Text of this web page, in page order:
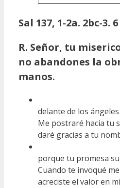
Sal 137, 1-2a. 2bc-3.
R. Señor, tu
no abandones la
manos.
delante de los
Me postraré hacia tu
daré gracias a tu
porque tu promesa
Cuando te invoqué
acreciste el valor en